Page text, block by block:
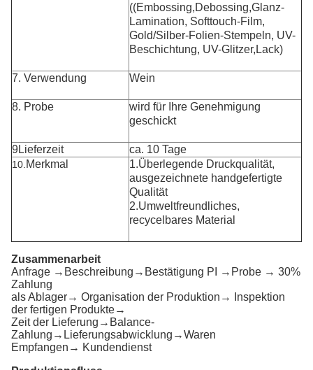
((Embossing,Debossing,Glanz-
Lamination, Softtouch-Film,
Gold/Silber-Folien-Stempeln, UV-
Beschichtung, UV-Glitzer,Lack)
7. Verwendung Wein
8. Probe
wird für Ihre Genehmigung
geschickt
9Lieferzeit ca. 10 Tage
10. Merkmal
1.Überlegende Druckqualität,
ausgezeichnete handgefertigte
Qualität
2.Umweltfreundliches,
recycelbares Material
Zusammenarbeit
Anfrage →Beschreibung→Bestätigung PI →Probe → 30%
Zahlung
als Ablager→ Organisation der Produktion→ Inspektion
der fertigen Produkte→
Zeit der Lieferung→Balance-
Zahlung→Lieferungsabwicklung→Waren
Empfangen→ Kundendienst